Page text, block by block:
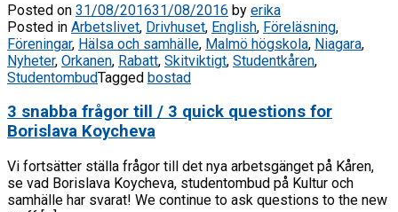
Posted on 31/08/201631/08/2016 by erika
Posted in Arbetslivet, Drivhuset, English, Föreläsning,
Föreningar, Hälsa och samhälle, Malmö högskola, Niagara,
Nyheter, Orkanen, Rabatt, Skitviktigt, Studentkåren,
StudentombudTagged bostad
3 snabba frågor till / 3 quick questions for
Borislava Koycheva
Vi fortsätter ställa frågor till det nya arbetsgänget på Kåren,
se vad Borislava Koycheva, studentombud på Kultur och
samhälle har svarat! We continue to ask questions to the new